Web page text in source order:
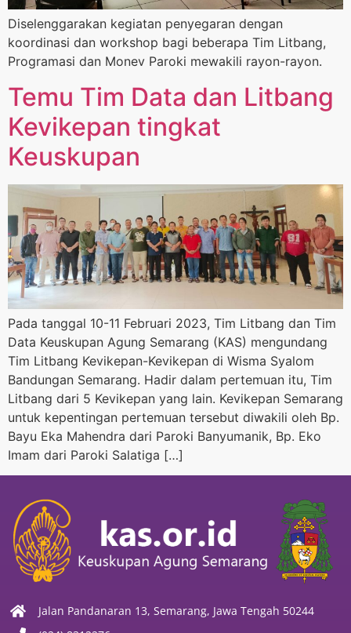
Diselenggarakan kegiatan penyegaran dengan
koordinasi dan workshop bagi beberapa Tim Litbang,
Programasi dan Monev Paroki mewakili rayon-rayon.
Temu Tim Data dan Litbang
Kevikepan tingkat
Keuskupan
Pada tanggal 10-11 Februari 2023, Tim Litbang dan Tim
Data Keuskupan Agung Semarang (KAS) mengundang
Tim Litbang Kevikepan-Kevikepan di Wisma Syalom
Bandungan Semarang. Hadir dalam pertemuan itu, Tim
Litbang dari 5 Kevikepan yang lain. Kevikepan Semarang
untuk kepentingan pertemuan tersebut diwakili oleh Bp.
Bayu Eka Mahendra dari Paroki Banyumanik, Bp. Eko
Imam dari Paroki Salatiga […]
Jalan Pandanaran 13, Semarang, Jawa Tengah 50244